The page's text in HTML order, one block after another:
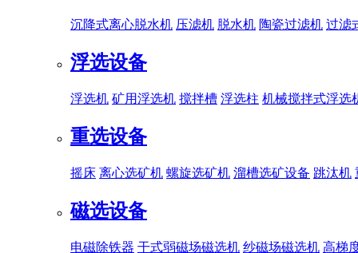
沉降式离心脱水机 压滤机 脱水机 陶瓷过滤机 过滤
浮选设备
浮选机 矿用浮选机 搅拌槽 浮选柱 机械搅拌式浮选
重选设备
摇床 离心选矿机 螺旋选矿机 溜槽选矿设备 跳汰机
磁选设备
电磁除铁器 干式弱磁场磁选机 纱磁场磁选机 高梯